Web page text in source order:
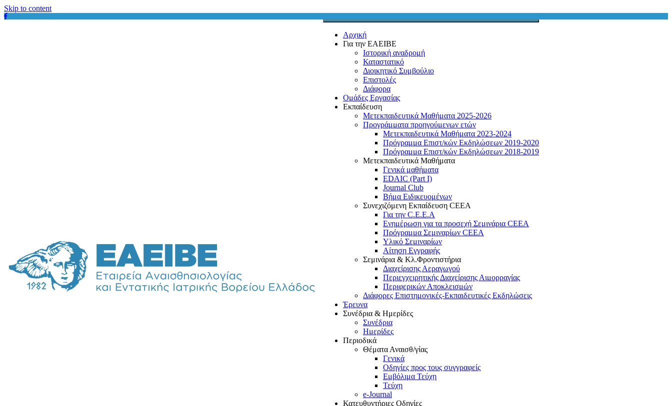
Skip to content
Αρχική
Για την ΕΑΕΙΒΕ
Ιστορική αναδρομή
Καταστατικό
Διοικητικό Συμβούλιο
Επιστολές
Διάφορα
Ομάδες Εργασίας
Εκπαίδευση
Μετεκπαιδευτικά Μαθήματα 2025-2026
Προγράμματα προηγούμενων ετών
Μετεκπαιδευτικά Μαθήματα 2023-2024
Πρόγραμμα Επιστ/κών Εκδηλώσεων 2019-2020
Πρόγραμμα Επιστ/κών Εκδηλώσεων 2018-2019
Μετεκπαιδευτικά Μαθήματα
Γενικά μαθήματα
EDAIC (Part I)
Journal Club
Βήμα Ειδικευομένων
Συνεχιζόμενη Εκπαίδευση CEEA
Για την C.E.E.A
Ενημέρωση για τα προσεχή Σεμινάρια CEEA
Πρόγραμμα Σεμιναρίων CEEA
Υλικό Σεμιναρίων
Αίτηση Εγγραφής
Σεμινάρια & Κλ.Φροντιστήρια
Διαχείρισης Αεραγωγού
Περιεγχειρητικής Διαχείρισης Αιμορραγίας
Περιφερικών Αποκλεισμών
Διάφορες Επιστημονικές-Εκπαιδευτικές Εκδηλώσεις
Έρευνα
Συνέδρια & Ημερίδες
Συνέδρια
Ημερίδες
Περιοδικά
Θέματα Αναισθ/γίας
Γενικά
Οδηγίες προς τους συγγραφείς
Εμβόλιμα Τεύχη
Τεύχη
e-Journal
Κατευθυντήριες Οδηγίες